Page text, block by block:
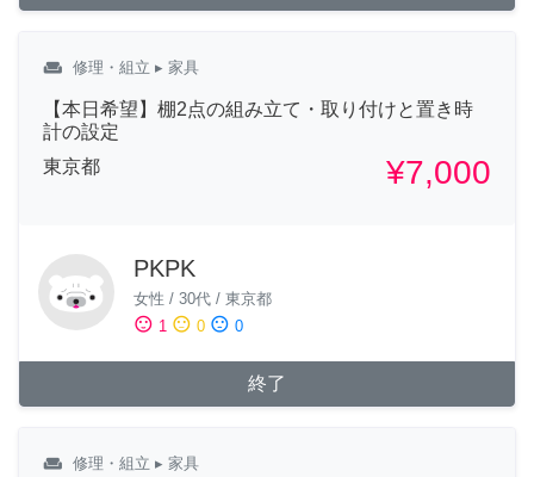
weekend 修理・組立 ▸ 家具
【本日希望】棚2点の組み立て・取り付けと置き時
計の設定
東京都
¥7,000
PKPK
女性 / 30代 / 東京都
sentiment_satisfied 1 sentiment_neutral 0 sentiment_dissatisfied 0
終了
weekend 修理・組立 ▸ 家具